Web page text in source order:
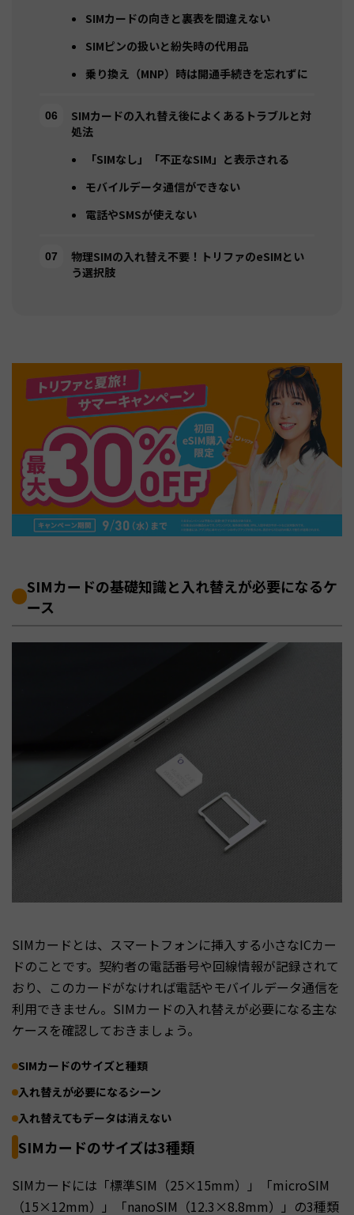
SIMカードの向きと裏表を間違えない
SIMピンの扱いと紛失時の代用品
乗り換え（MNP）時は開通手続きを忘れずに
SIMカードの入れ替え後によくあるトラブルと対
処法
「SIMなし」「不正なSIM」と表示される
モバイルデータ通信ができない
電話やSMSが使えない
物理SIMの入れ替え不要！トリファのeSIMとい
う選択肢
SIMカードの基礎知識と入れ替えが必要になるケ
ース
SIMカードとは、スマートフォンに挿入する小さなICカー
ドのことです。契約者の電話番号や回線情報が記録されて
おり、このカードがなければ電話やモバイルデータ通信を
利用できません。SIMカードの入れ替えが必要になる主な
ケースを確認しておきましょう。
SIMカードのサイズと種類
入れ替えが必要になるシーン
入れ替えてもデータは消えない
SIMカードのサイズは3種類
SIMカードには「標準SIM（25×15mm）」「microSIM
（15×12mm）」「nanoSIM（12.3×8.8mm）」の3種類